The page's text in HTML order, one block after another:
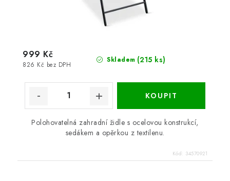
Skladem (215 ks)
826 Kč bez DPH
999 Kč
Polohovatelná zahradní židle s ocelovou konstrukcí,
sedákem a opěrkou z textilenu.
Kód: 34570921